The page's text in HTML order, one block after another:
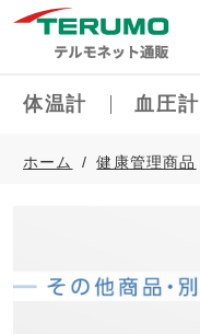
体温計 血圧計
ホーム 健康管理商品